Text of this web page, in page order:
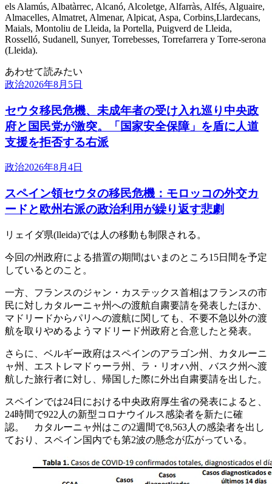
els Alamús, Albatàrrec, Alcanó, Alcoletge, Alfarràs, Alfés, Alguaire,
Almacelles, Almatret, Almenar, Alpicat, Aspa, Corbins,Llardecans,
Maials, Montoliu de Lleida, la Portella, Puigverd de Lleida,
Rosselló, Sudanell, Sunyer, Torrebesses, Torrefarrera y Torre-serona
(Lleida).
あわせて読みたい
政治2026年8月5日
セウタ移民危機、未成年者の受け入れ巡り中央政
府と国民党が激突。「国家安全保障」を盾に人道
支援を拒否する右派
政治2026年8月4日
スペイン領セウタの移民危機：モロッコの外交カ
ードと欧州右派の政治利用が繰り返す悲劇
リェイダ県(lleida)では人の移動も制限される。
今回の州政府による措置の期間はいまのところ15日間を予定
しているとのこと。
一方、フランスのジャン・カステックス首相はフランスの市
民に対しカタルーニャ州への渡航自粛要請を発表したほか、
マドリードからパリへの渡航に関しても、不要不急以外の渡
航を取りやめるようマドリード州政府と合意したと発表。
さらに、ベルギー政府はスペインのアラゴン州、カタルーニ
ャ州、エストレマドゥーラ州、ラ・リオハ州、バスク州へ渡
航した旅行者に対し、帰国した際に外出自粛要請を出した。
スペインでは24日における中央政府厚生省の発表によると、
24時間で922人の新型コロナウイルス感染者を新たに確
認。 カタルーニャ州はこの2週間で8,563人の感染者を出し
ており、スペイン国内でも第2波の懸念が広がっている。